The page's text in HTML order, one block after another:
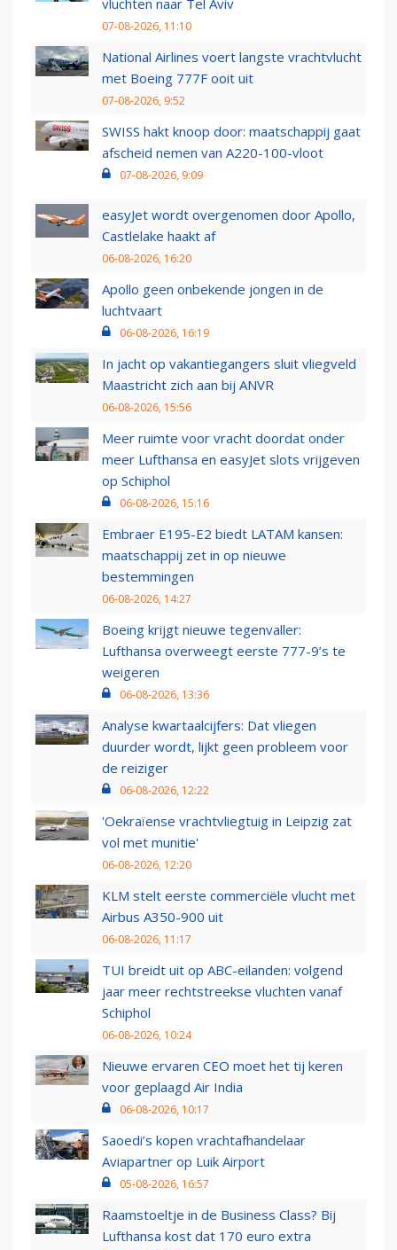
vluchten naar Tel Aviv
07-08-2026, 11:10
National Airlines voert langste vrachtvlucht
met Boeing 777F ooit uit
07-08-2026, 9:52
SWISS hakt knoop door: maatschappij gaat
afscheid nemen van A220-100-vloot
07-08-2026, 9:09
easyJet wordt overgenomen door Apollo,
Castlelake haakt af
06-08-2026, 16:20
Apollo geen onbekende jongen in de
luchtvaart
06-08-2026, 16:19
In jacht op vakantiegangers sluit vliegveld
Maastricht zich aan bij ANVR
06-08-2026, 15:56
Meer ruimte voor vracht doordat onder
meer Lufthansa en easyJet slots vrijgeven
op Schiphol
06-08-2026, 15:16
Embraer E195-E2 biedt LATAM kansen:
maatschappij zet in op nieuwe
bestemmingen
06-08-2026, 14:27
Boeing krijgt nieuwe tegenvaller:
Lufthansa overweegt eerste 777-9’s te
weigeren
06-08-2026, 13:36
Analyse kwartaalcijfers: Dat vliegen
duurder wordt, lijkt geen probleem voor
de reiziger
06-08-2026, 12:22
'Oekraïense vrachtvliegtuig in Leipzig zat
vol met munitie'
06-08-2026, 12:20
KLM stelt eerste commerciële vlucht met
Airbus A350-900 uit
06-08-2026, 11:17
TUI breidt uit op ABC-eilanden: volgend
jaar meer rechtstreekse vluchten vanaf
Schiphol
06-08-2026, 10:24
Nieuwe ervaren CEO moet het tij keren
voor geplaagd Air India
06-08-2026, 10:17
Saoedi’s kopen vrachtafhandelaar
Aviapartner op Luik Airport
05-08-2026, 16:57
Raamstoeltje in de Business Class? Bij
Lufthansa kost dat 170 euro extra